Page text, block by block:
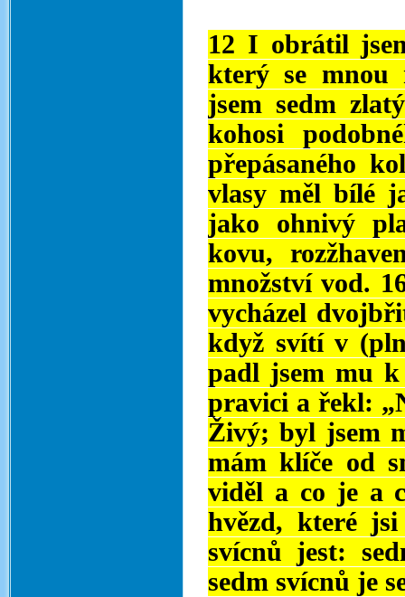
12 I obrátil
který se mnou
jsem sedm
kohosi
přepásaného
vlasy měl bílé
jako ohnivý
kovu,
množství vod.
vycházel
když svítí v
padl jsem mu
pravici a řekl:
Živý; byl jsem
mám klíče od
viděl a co je a
hvězd, které
svícnů jest:
sedm svícnů je